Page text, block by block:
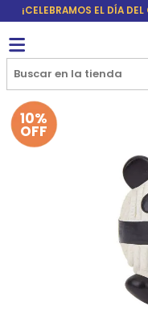
¡CELEBRAMOS EL DÍA
10%
OFF